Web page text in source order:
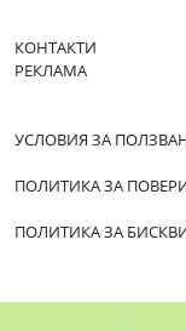
КОНТАКТИ
РЕКЛАМА
УСЛОВИЯ ЗА
ПОЛИТИКА ЗА
ПОЛИТИКА ЗА